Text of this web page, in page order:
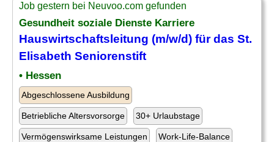
Job gestern bei Neuvoo.com gefunden
Gesundheit soziale Dienste Karriere
Hauswirtschaftsleitung (m/w/d) für das St.
Elisabeth Seniorenstift
• Hessen
Abgeschlossene Ausbildung
Betriebliche Altersvorsorge 30+ Urlaubstage
Vermögenswirksame Leistungen Work-Life-Balance